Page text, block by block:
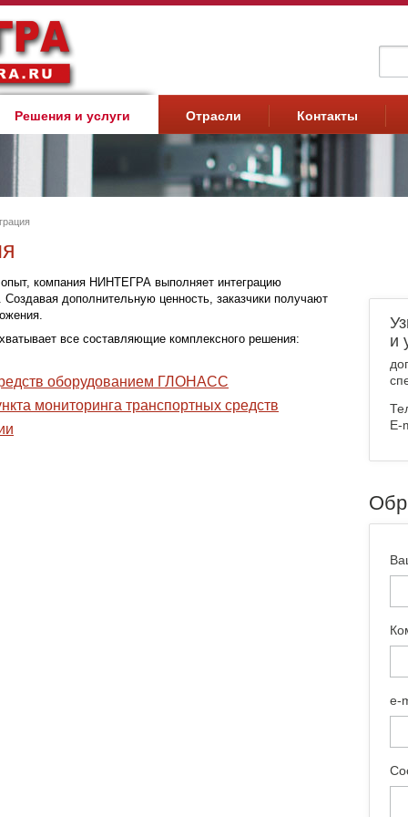
Решения и услуги Отрасли Контакты
компания НИНТЕГРА выполняет интеграцию
дополнительную ценность, заказчики получают
все составляющие комплексного решения:
оборудованием ГЛОНАСС
мониторинга транспортных средств
и
E-
e-